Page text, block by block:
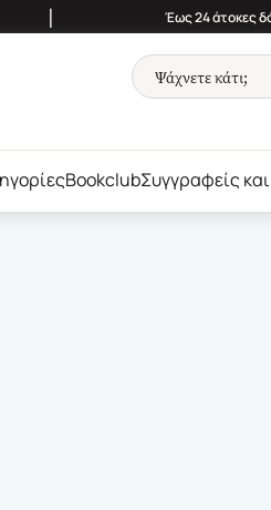
| Έως 24 άτοκες
BookclubΣυγγραφείς